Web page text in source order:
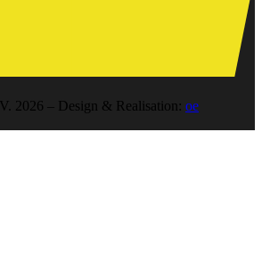
2026 – Design & Realisation: oe